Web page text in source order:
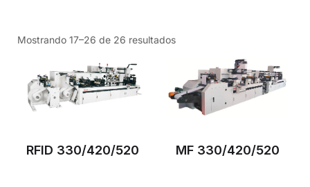
Mostrando 17–26 de 26 resultados
RFID 330/420/520 MF 330/420/520